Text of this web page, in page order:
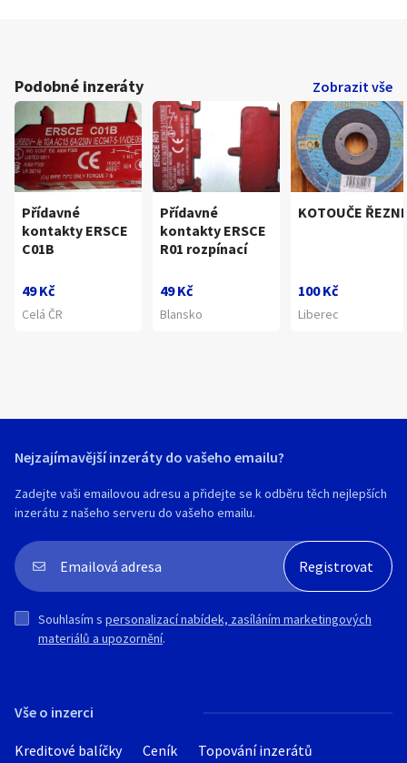
Podobné inzeráty Zobrazit vše
Přídavné
kontakty ERSCE
C01B
49 Kč
Celá ČR
Přídavné
kontakty ERSCE
R01 rozpínací
49 Kč
Blansko
KOTOUČE
100 Kč
Liberec
Vše o inzerci
Kreditové balíčky Ceník
Topování inzerátů
Nejzajímavější inzeráty do vašeho emailu?
Zadejte vaši emailovou adresu a přidejte se k odběru těch nejlepších
inzerátu z našeho serveru do vašeho emailu.
Souhlasím s personalizací nabídek, zasíláním marketingových
materiálů a upozornění.